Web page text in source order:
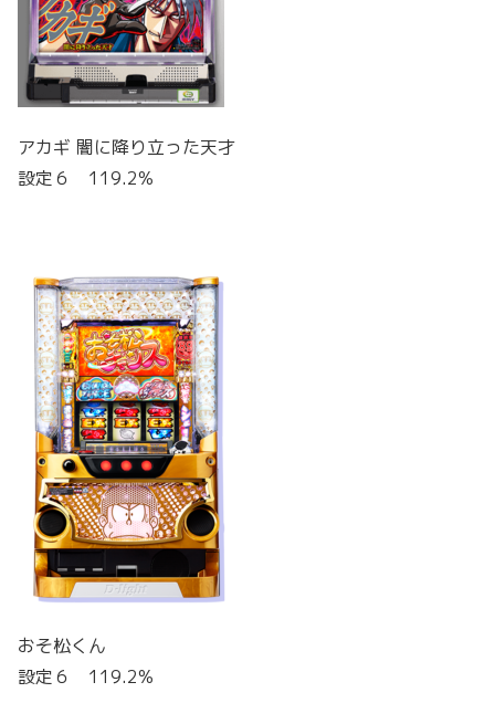
アカギ 闇に降り立った天才
設定６ 119.2%
おそ松くん
設定６ 119.2%